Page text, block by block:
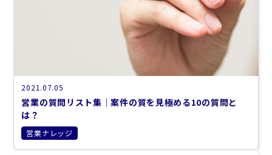
2021.07.05
営業の質問リスト集｜案件の質を見極める10の質問と
は？
営業ナレッジ